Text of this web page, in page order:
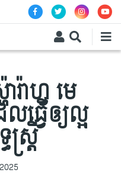
ាហ្វ មេ
ធ្វើឲ្យល្អ
រ្តី